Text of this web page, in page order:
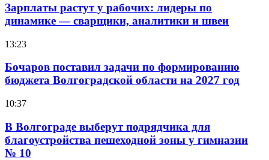
Зарплаты растут у рабочих: лидеры по
динамике — сварщики, аналитики и швеи
13:23
Бочаров поставил задачи по формированию
бюджета Волгоградской области на 2027 год
10:37
В Волгограде выберут подрядчика для
благоустройства пешеходной зоны у гимназии
№ 10